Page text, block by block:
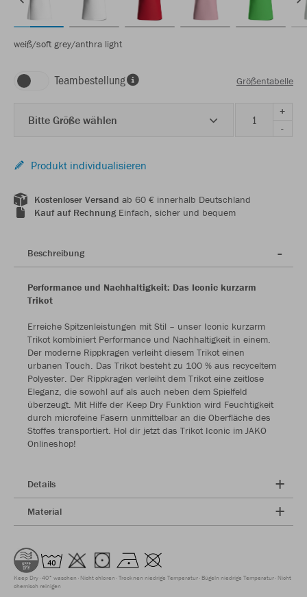
weiß/soft grey/anthra light
Teambestellung Größentabelle
Bitte Größe wählen
+
-
Produkt individualisieren
Kostenloser Versand ab 60 € innerhalb Deutschland
Kauf auf RechnungEinfach, sicher und bequem
Beschreibung
Performance und Nachhaltigkeit: Das Iconic kurzarm
Trikot
Erreiche Spitzenleistungen mit Stil – unser Iconic kurzarm
Trikot kombiniert Performance und Nachhaltigkeit in einem.
Der moderne Rippkragen verleiht diesem Trikot einen
urbanen Touch. Das Trikot besteht zu 100 % aus recyceltem
Polyester. Der Rippkragen verleiht dem Trikot eine zeitlose
Eleganz, die sowohl auf als auch neben dem Spielfeld
überzeugt. Mit Hilfe der Keep Dry Funktion wird Feuchtigkeit
durch microfeine Fasern unmittelbar an die Oberfläche des
Stoffes transportiert. Hol dir jetzt das Trikot Iconic im JAKO
Onlineshop!
Details
Material
Keep Dry 40° waschen Nicht chloren Trocknen niedrige Temperatur Bügeln niedrige Temperatur Nicht
chemisch reinigen